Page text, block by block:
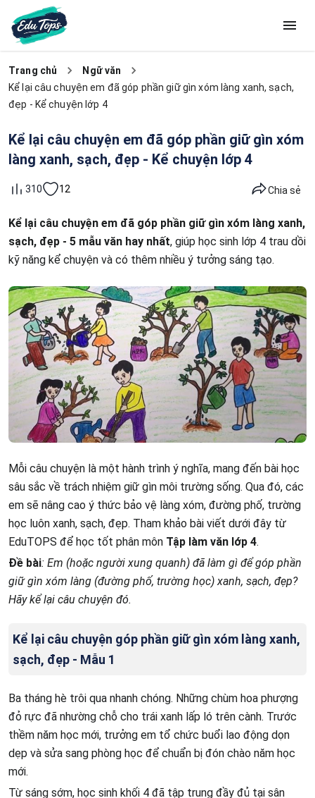
Trang chủ
Ngữ văn
Kể lại câu chuyện em đã góp phần giữ gìn xóm làng xanh, sạch,
đẹp - Kể chuyện lớp 4
Kể lại câu chuyện em đã góp phần giữ gìn xóm
làng xanh, sạch, đẹp - Kể chuyện lớp 4
310 12 Chia sẻ
Kể lại câu chuyện em đã góp phần giữ gìn xóm làng xanh,
sạch, đẹp - 5 mẫu văn hay nhất, giúp học sinh lớp 4 trau dồi
kỹ năng kể chuyện và có thêm nhiều ý tưởng sáng tạo.
Mỗi câu chuyện là một hành trình ý nghĩa, mang đến bài học
sâu sắc về trách nhiệm giữ gìn môi trường sống. Qua đó, các
em sẽ nâng cao ý thức bảo vệ làng xóm, đường phố, trường
học luôn xanh, sạch, đẹp. Tham khảo bài viết dưới đây từ
EduTOPS để học tốt phân môn Tập làm văn lớp 4.
Đề bài: Em (hoặc người xung quanh) đã làm gì để góp phần
giữ gìn xóm làng (đường phố, trường học) xanh, sạch, đẹp?
Hãy kể lại câu chuyện đó.
Kể lại câu chuyện góp phần giữ gìn xóm làng xanh,
sạch, đẹp - Mẫu 1
Ba tháng hè trôi qua nhanh chóng. Những chùm hoa phượng
đỏ rực đã nhường chỗ cho trái xanh lấp ló trên cành. Trước
thềm năm học mới, trưởng em tổ chức buổi lao động dọn
dẹp và sửa sang phòng học để chuẩn bị đón chào năm học
mới.
Từ sáng sớm, học sinh khối 4 đã tập trung đầy đủ tại sân